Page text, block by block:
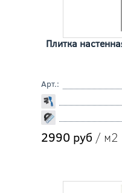
Плитка
Арт.:
2990 руб / м2